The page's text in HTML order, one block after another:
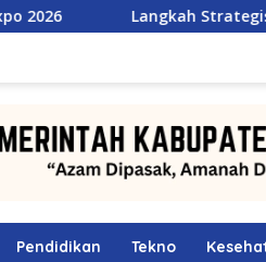
Langkah Strategis TMP Batam,
Pendidikan Tekno